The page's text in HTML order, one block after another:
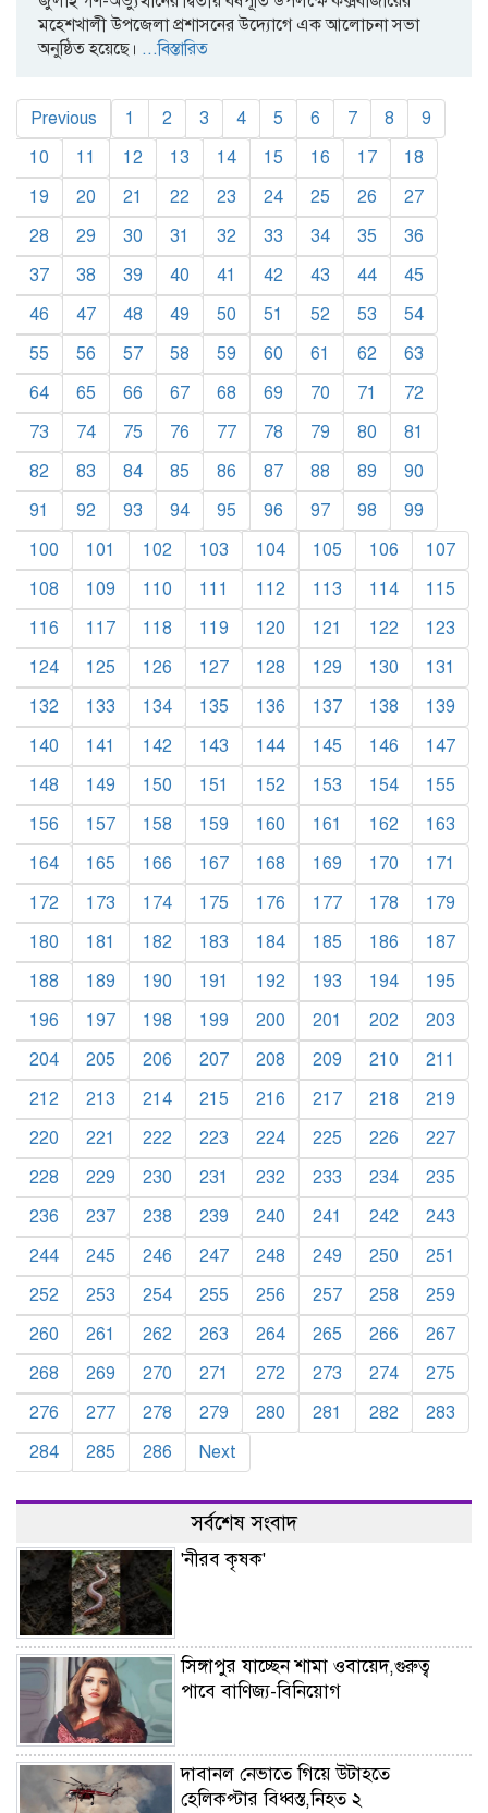
মহেশখালী উপজেলা প্রশাসনের উদ্যোগে এক আলোচনা সভা
অনুষ্ঠিত হয়েছে। ...বিস্তারিত
Previous 1 2 3 4 5 6 7 8
9
10
11 12 13 14 15 16 17
18
19
20 21 22 23 24 25 26
27
28
29 30 31 32 33 34 35
36
37
38 39 40 41 42 43 44
45
46
47 48 49 50 51 52 53
54
55
56 57 58 59 60 61 62
63
64
65 66 67 68 69 70 71
72
73
74 75 76 77 78 79 80
81
82
83 84 85 86 87 88 89
90
91
92 93 94 95 96 97 98
99
100
101 102 103 104 105 106
107
108
109 110 111 112 113 114
115
116
117 118 119 120 121 122
123
124
125 126 127 128 129 130
131
132
133 134 135 136 137 138
139
140
141 142 143 144 145 146
147
148
149 150 151 152 153 154
155
156
157 158 159 160 161 162
163
164
165 166 167 168 169 170
171
172
173 174 175 176 177 178
179
180
181 182 183 184 185 186
187
188
189 190 191 192 193 194
195
196
197 198 199 200 201 202
203
204
205 206 207 208 209 210
211
212
213 214 215 216 217 218
219
220
221 222 223 224 225 226
227
228
229 230 231 232 233 234
235
236
237 238 239 240 241 242
243
244
245 246 247 248 249 250
251
252
253 254 255 256 257 258
259
260
261 262 263 264 265 266
267
268
269 270 271 272 273 274
275
276
277 278 279 280 281 282
283
284
285 286 Next
সর্বশেষ সংবাদ
'নীরব কৃষক'
সিঙ্গাপুর যাচ্ছেন শামা ওবায়েদ,গুরুত্ব
পাবে বাণিজ্য-বিনিয়োগ
দাবানল নেভাতে গিয়ে উটাহতে
হেলিকপ্টার বিধ্বস্ত,নিহত ২